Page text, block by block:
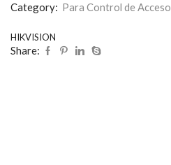
Category: Para Control de Acceso
HIKVISION
Share: